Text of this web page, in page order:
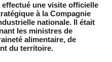
effectué une visite officielle
à la Compagnie
nationale. Il était
les ministres de
alimentaire, de
du territoire.